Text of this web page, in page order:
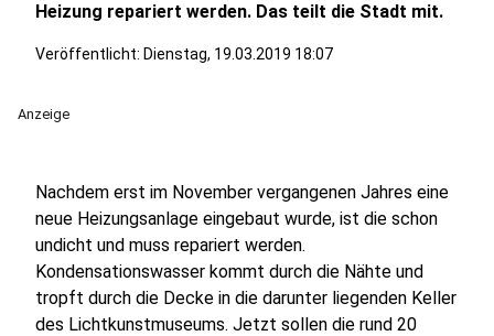
Heizung repariert werden. Das teilt die Stadt mit.
Veröffentlicht: Dienstag, 19.03.2019 18:07
Anzeige
Nachdem erst im November vergangenen Jahres eine
neue Heizungsanlage eingebaut wurde, ist die schon
undicht und muss repariert werden.
Kondensationswasser kommt durch die Nähte und
tropft durch die Decke in die darunter liegenden Keller
des Lichtkunstmuseums. Jetzt sollen die rund 20